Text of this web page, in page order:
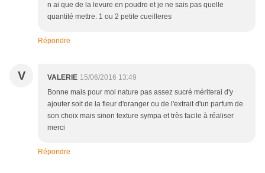
n ai que de la levure en poudre et je ne sais pas quelle
quantité mettre. 1 ou 2 petite cueilleres
Répondre
V VALERIE 15/06/2016 13:49
Bonne mais pour moi nature pas assez sucré mériterai d'y
ajouter soit de la fleur d'oranger ou de l'extrait d'un parfum de
son choix mais sinon texture sympa et très facile à réaliser
merci
Répondre